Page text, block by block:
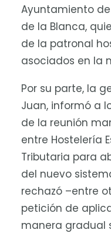
Ayuntamiento
de la Blanca,
de la patronal
asociados en la
Por su parte, la
Juan, informó a
de la reunión
entre Hostelería
Tributaria para
del nuevo
rechazó –entre
petición de
manera gradual